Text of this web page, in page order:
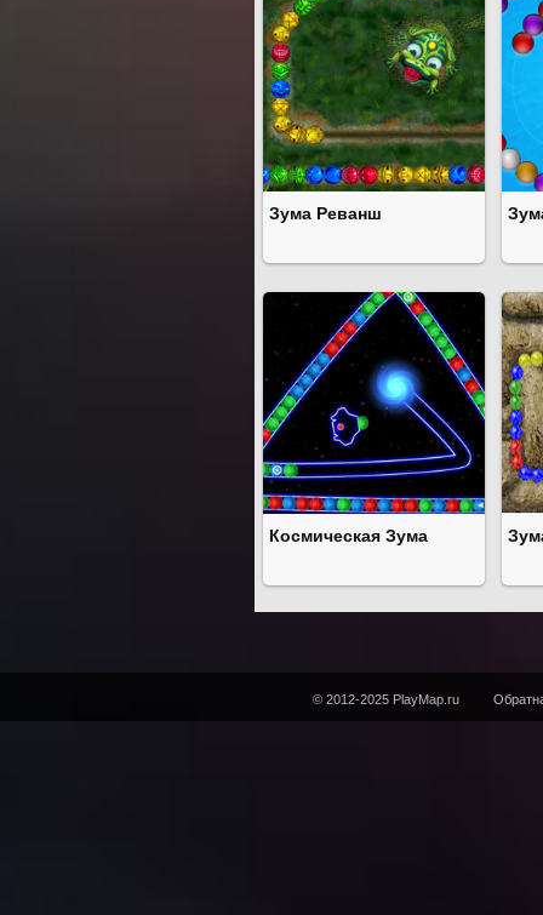
Зума Реванш
Космическая Зума
© 2012-2025 PlayMap.ru